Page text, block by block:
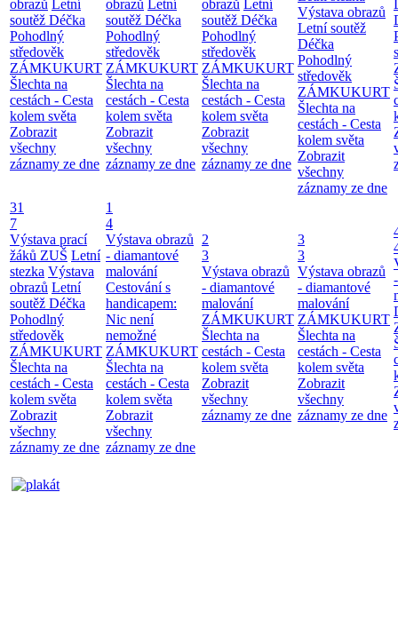
obrazů Letní
soutěž Déčka
Pohodlný
středověk
ZÁMKUKURT
Šlechta na
cestách - Cesta
kolem světa
Zobrazit
všechny
záznamy ze dne
obrazů Letní
soutěž Déčka
Pohodlný
středověk
ZÁMKUKURT
Šlechta na
cestách - Cesta
kolem světa
Zobrazit
všechny
záznamy ze dne
obrazů Letní
soutěž Déčka
Pohodlný
středověk
ZÁMKUKURT
Šlechta na
cestách - Cesta
kolem světa
Zobrazit
všechny
záznamy ze dne
Výstava obrazů
Letní soutěž
Déčka
Pohodlný
středověk
ZÁMKUKURT
Šlechta na
cestách - Cesta
kolem světa
Zobrazit
všechny
záznamy ze dne
31
7
Výstava prací
žáků ZUŠ Letní
stezka Výstava
obrazů Letní
soutěž Déčka
Pohodlný
středověk
ZÁMKUKURT
Šlechta na
cestách - Cesta
kolem světa
Zobrazit
všechny
záznamy ze dne
1
4
Výstava obrazů
- diamantové
malování
Cestování s
handicapem:
Nic není
nemožné
ZÁMKUKURT
Šlechta na
cestách - Cesta
kolem světa
Zobrazit
všechny
záznamy ze dne
2
3
Výstava obrazů
- diamantové
malování
ZÁMKUKURT
Šlechta na
cestách - Cesta
kolem světa
Zobrazit
všechny
záznamy ze dne
3
3
Výstava obrazů
- diamantové
malování
ZÁMKUKURT
Šlechta na
cestách - Cesta
kolem světa
Zobrazit
všechny
záznamy ze dne